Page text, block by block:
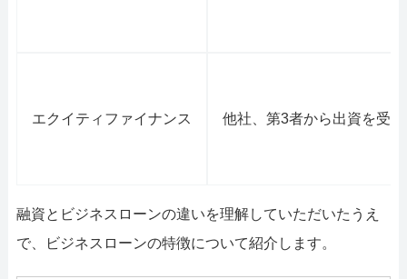
エクイティファイナンス 他社、第3者から出資を受
融資とビジネスローンの違いを理解していただいたうえ
で、ビジネスローンの特徴について紹介します。